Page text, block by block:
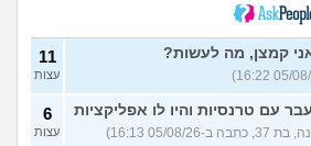
איך
בדוי, בן
13
עצות
20
עצות
קמצן, מה לעשות? 11
עצות
עם טרנסיות והיו לו אפליקציות
ב-05/08/26 16:13)
6
עצות